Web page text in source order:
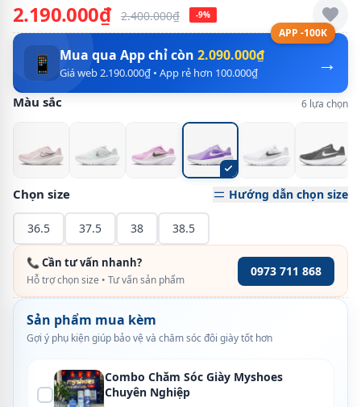
2.190.000₫ 2.400.000₫ -9%
APP -100K
→
📱 Mua qua App chỉ còn 2.090.000₫
Giá web 2.190.000₫ • App rẻ hơn 100.000₫
Màu sắc 6 lựa chọn
Chọn size Hướng dẫn chọn size
36.5 37.5 38 38.5
📞 Cần tư vấn nhanh?
Hỗ trợ chọn size • Tư vấn sản phẩm
0973 711 868
Sản phẩm mua kèm
Gợi ý phụ kiện giúp bảo vệ và chăm sóc đôi giày tốt hơn
Combo Chăm Sóc Giày Myshoes
Chuyên Nghiệp